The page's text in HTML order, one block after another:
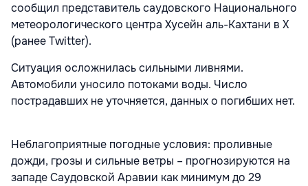
сообщил представитель саудовского Национального
метеорологического центра Хусейн аль-Кахтани в X
(ранее Twitter).
Ситуация осложнилась сильными ливнями.
Автомобили уносило потоками воды. Число
пострадавших не уточняется, данных о погибших нет.
Неблагоприятные погодные условия: проливные
дожди, грозы и сильные ветры – прогнозируются на
западе Саудовской Аравии как минимум до 29